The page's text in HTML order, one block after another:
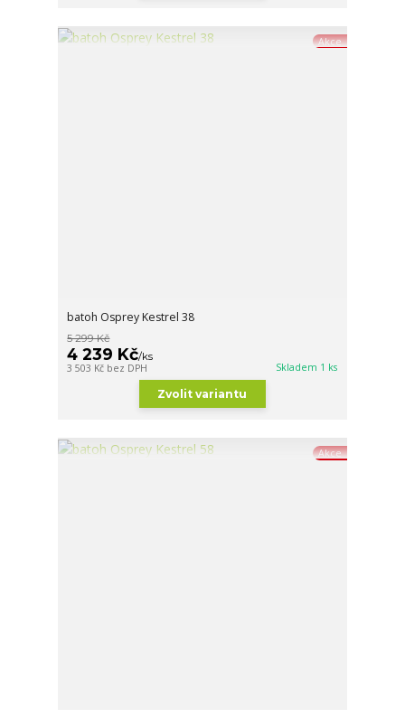
Akce
batoh Osprey Kestrel 38
5 299 Kč
4 239 Kč/ks
3 503 Kč bez DPH Skladem 1 ks
Zvolit variantu
Akce